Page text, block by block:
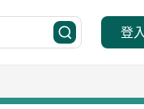
登